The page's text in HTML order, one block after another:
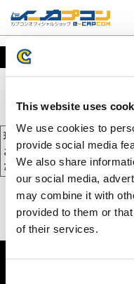
This website uses
We use cookies to
provide social media
We also share
our social media,
may combine it with
provided to them or
of their services.
カート
現在、カートには商品が入っ
お買い物を続けるには下の
ださい。